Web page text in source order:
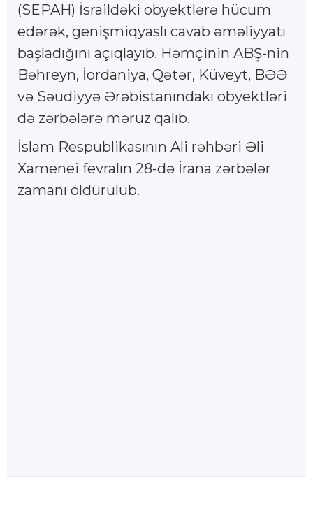
(SEPAH) İsraildəki obyektlərə hücum
edərək, genişmiqyaslı cavab əməliyyatı
başladığını açıqlayıb. Həmçinin ABŞ-nin
Bəhreyn, İordaniya, Qətər, Küveyt, BƏƏ
və Səudiyyə Ərəbistanındakı obyektləri
də zərbələrə məruz qalıb.
İslam Respublikasının Ali rəhbəri Əli
Xamenei fevralın 28-də İrana zərbələr
zamanı öldürülüb.